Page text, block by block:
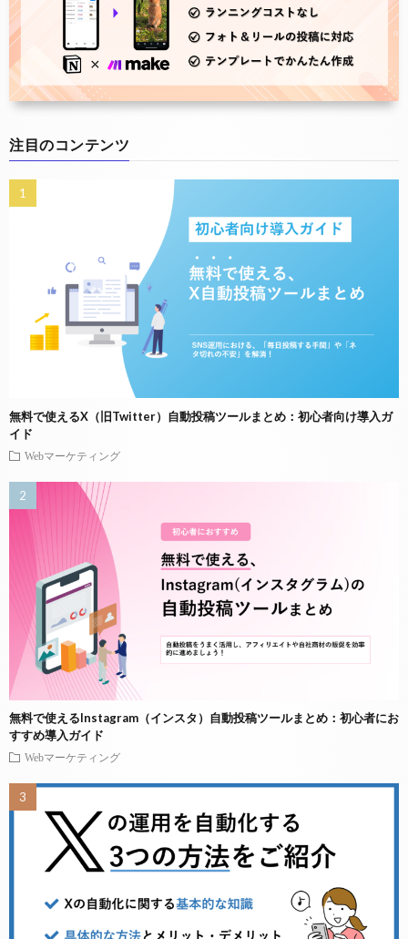
注目のコンテンツ
無料で使えるX（旧Twitter）自動投稿ツールまとめ：初心者向け導入ガ
イド
Webマーケティング
無料で使えるInstagram（インスタ）自動投稿ツールまとめ：初心者にお
すすめ導入ガイド
Webマーケティング